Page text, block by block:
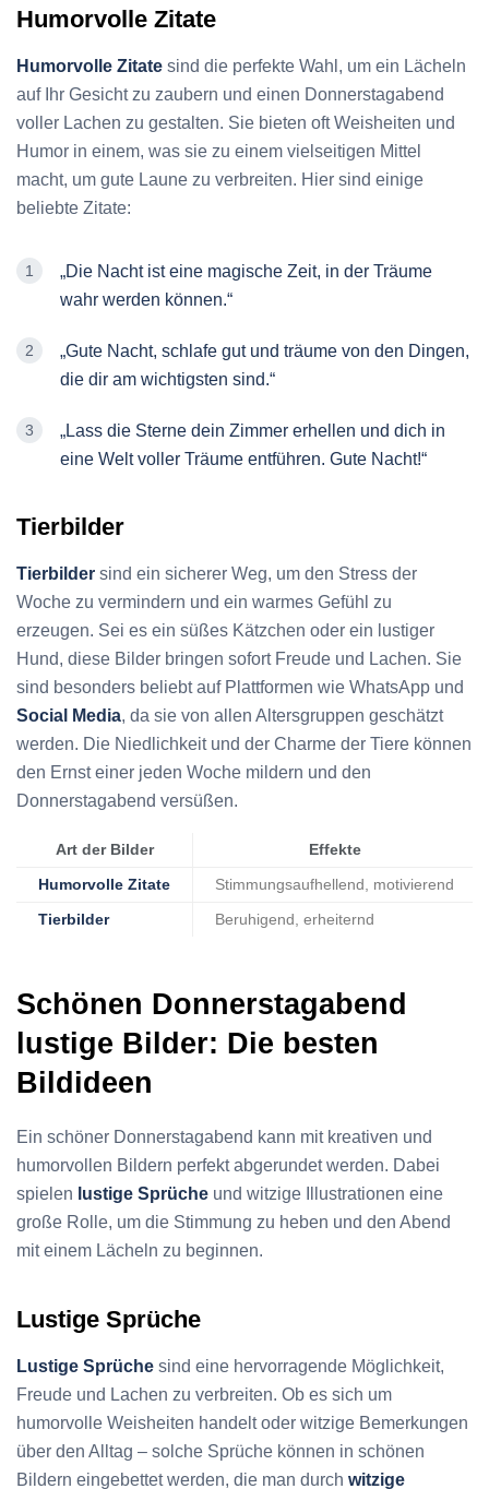
Humorvolle Zitate
Humorvolle Zitate sind die perfekte Wahl, um ein Lächeln
auf Ihr Gesicht zu zaubern und einen Donnerstagabend
voller Lachen zu gestalten. Sie bieten oft Weisheiten und
Humor in einem, was sie zu einem vielseitigen Mittel
macht, um gute Laune zu verbreiten. Hier sind einige
beliebte Zitate:
„Die Nacht ist eine magische Zeit, in der Träume
wahr werden können.“
„Gute Nacht, schlafe gut und träume von den Dingen,
die dir am wichtigsten sind.“
„Lass die Sterne dein Zimmer erhellen und dich in
eine Welt voller Träume entführen. Gute Nacht!“
Tierbilder
Tierbilder sind ein sicherer Weg, um den Stress der
Woche zu vermindern und ein warmes Gefühl zu
erzeugen. Sei es ein süßes Kätzchen oder ein lustiger
Hund, diese Bilder bringen sofort Freude und Lachen. Sie
sind besonders beliebt auf Plattformen wie WhatsApp und
Social Media, da sie von allen Altersgruppen geschätzt
werden. Die Niedlichkeit und der Charme der Tiere können
den Ernst einer jeden Woche mildern und den
Donnerstagabend versüßen.
Art der Bilder Effekte
Humorvolle Zitate Stimmungsaufhellend, motivierend
Tierbilder Beruhigend, erheiternd
Schönen Donnerstagabend
lustige Bilder: Die besten
Bildideen
Ein schöner Donnerstagabend kann mit kreativen und
humorvollen Bildern perfekt abgerundet werden. Dabei
spielen lustige Sprüche und witzige Illustrationen eine
große Rolle, um die Stimmung zu heben und den Abend
mit einem Lächeln zu beginnen.
Lustige Sprüche
Lustige Sprüche sind eine hervorragende Möglichkeit,
Freude und Lachen zu verbreiten. Ob es sich um
humorvolle Weisheiten handelt oder witzige Bemerkungen
über den Alltag – solche Sprüche können in schönen
Bildern eingebettet werden, die man durch witzige